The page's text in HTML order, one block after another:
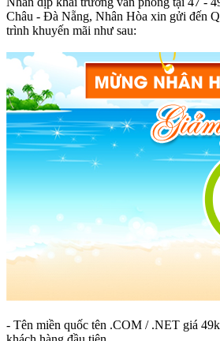
Châu - Đà Nẵng, Nhân Hòa xin gửi đến
trình khuyến mãi như sau:
- Tên miền quốc tên .COM / .NET giá